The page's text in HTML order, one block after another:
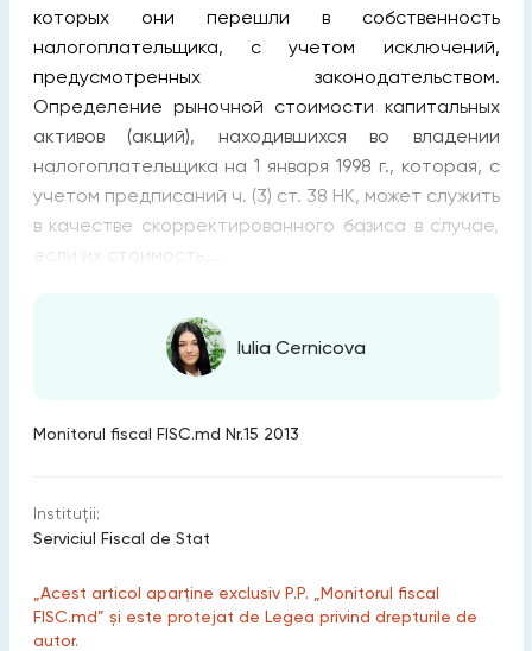
которых они перешли в собственность
налогоплательщика, с учетом исключений,
предусмотренных законодательством.
Определение рыночной стоимости капитальных
активов (акций), находившихся во владении
налогоплательщика на 1 января 1998 г., которая, с
учетом предписаний ч. (3) ст. 38 НК, может служить
в качестве скорректированного базиса в случае,
если их стоимость,...
Iulia Cernicova
Monitorul fiscal FISC.md Nr.15 2013
Instituții:
Serviciul Fiscal de Stat
„Acest articol aparține exclusiv P.P. „Monitorul fiscal
FISC.md” și este protejat de Legea privind drepturile de
autor.